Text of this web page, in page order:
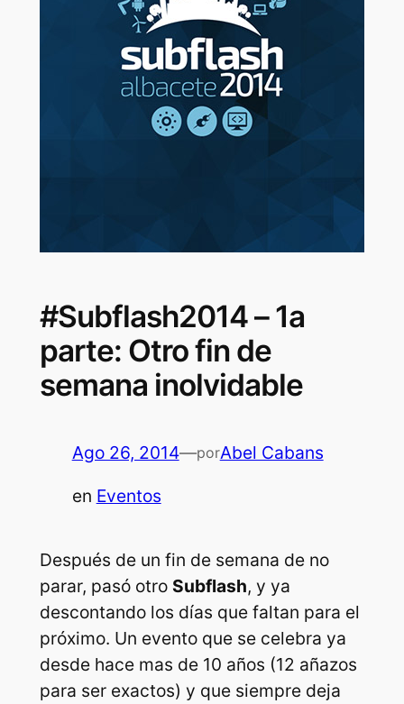
#Subflash2014 – 1a
parte: Otro fin de
semana inolvidable
Ago 26, 2014—porAbel Cabans
en Eventos
Después de un fin de semana de no
parar, pasó otro Subflash, y ya
descontando los días que faltan para el
próximo. Un evento que se celebra ya
desde hace mas de 10 años (12 añazos
para ser exactos) y que siempre deja